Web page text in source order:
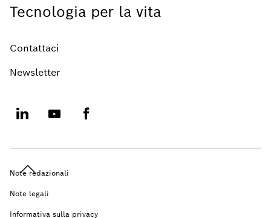
Tecnologia per la vita
Contattaci
Newsletter
Note redazionali
Note legali
Informativa sulla privacy